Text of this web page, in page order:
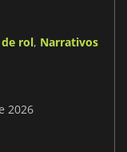
de rol, Narrativos
2026